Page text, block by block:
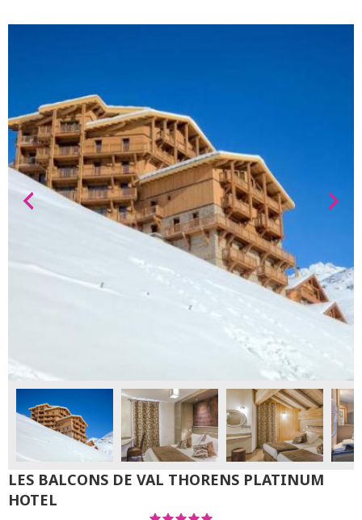
LES BALCONS DE VAL THORENS PLATINUM
HOTEL